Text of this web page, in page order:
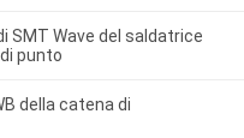
SMT Wave del saldatrice
punto
della catena di